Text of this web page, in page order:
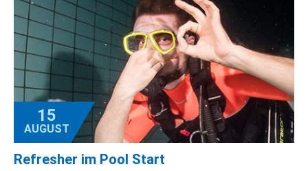
15
AUGUST
Refresher im Pool Start